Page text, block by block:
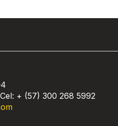
+ (57) 300 268 5992